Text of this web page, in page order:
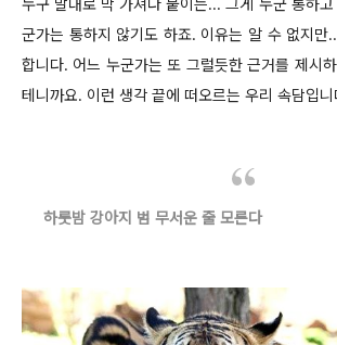
누구 말대로 막 가져다 붙이는... 그게 누군 통하
군가는 통하지 않기도 하죠. 이유는 알 수 없지만
합니다. 어느 누군가는 또 그럴듯한 근거를 제시
테니까요. 이런 생각 끝에 떠오르는 우리 속담입니
하룻밤 강아지 범 무서운 줄 모른다